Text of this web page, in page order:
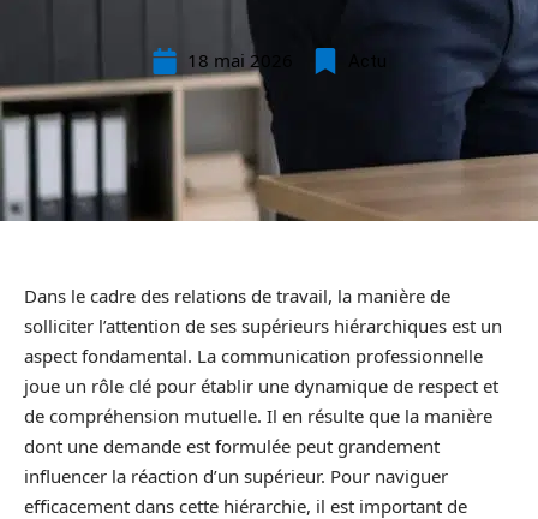
18 mai 2026 Actu
Dans le cadre des relations de travail, la manière de
solliciter l’attention de ses supérieurs hiérarchiques est un
aspect fondamental. La communication professionnelle
joue un rôle clé pour établir une dynamique de respect et
de compréhension mutuelle. Il en résulte que la manière
dont une demande est formulée peut grandement
influencer la réaction d’un supérieur. Pour naviguer
efficacement dans cette hiérarchie, il est important de